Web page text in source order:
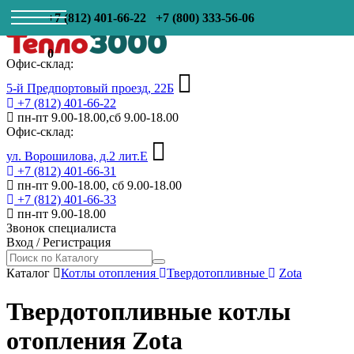
+7 (812) 401-66-22 +7 (800) 333-56-06
0
Офис-склад:
5-й Предпортовый проезд, 22Б
+7 (812) 401-66-22
пн-пт 9.00-18.00,сб 9.00-18.00
Офис-склад:
ул. Ворошилова, д.2 лит.Е
+7 (812) 401-66-31
пн-пт 9.00-18.00, сб 9.00-18.00
+7 (812) 401-66-33
пн-пт 9.00-18.00
Звонок специалиста
Вход /Регистрация
Каталог Котлы отопления Твердотопливные Zota
Твердотопливные котлы
отопления Zota